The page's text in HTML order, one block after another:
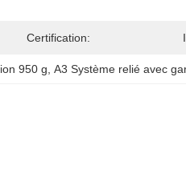
Certification:
950 g A3 Système relié avec